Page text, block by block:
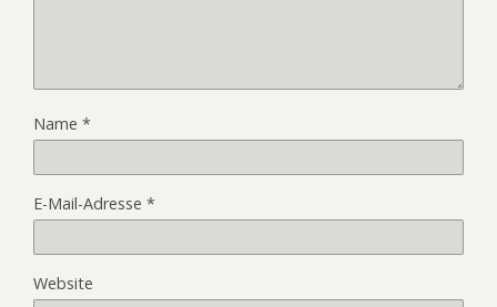
Name *
E-Mail-Adresse *
Website